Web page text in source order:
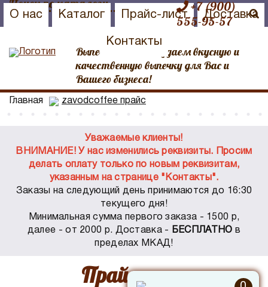
+7 (900)
555-95-57
О нас Каталог Прайс-лист Доставка
Контакты
Выпечка №1 Мы создаем вкусную и
качественную выпечку для Вас и
Вашего бизнеса!
Главная zavodcoffee прайс
Уважаемые клиенты!
ВНИМАНИЕ! У нас изменились реквизиты. Просим
делать оплату только по новым реквизитам,
указанным на странице "Контакты".
Заказы на следующий день принимаются до 16:30
текущего дня!
Минимальная сумма первого заказа - 1500 р,
далее - от 2000 р. Доставка -
БЕСПЛАТНО в
пределах МКАД!
Прайс-лист